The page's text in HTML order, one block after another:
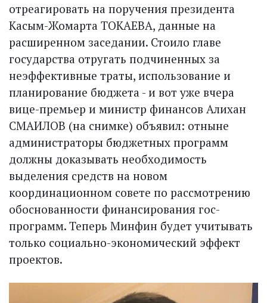
отреагировать на поручения президента
Касым-Жомарта ТОКАЕВА, данные на
расширенном заседании. Стоило главе
государства отругать подчиненных за
неэффективные траты, использование и
планирование бюджета - и вот уже вчера
вице-премьер и министр финансов Алихан
СМАИЛОВ (на снимке) объявил: отныне
администраторы бюджетных программ
должны доказывать необходимость
выделения средств на новом
координационном совете по рассмотрению
обоснованности финансирования гос­
программ. Теперь Минфин будет учитывать
только социально-экономический эффект
проектов.